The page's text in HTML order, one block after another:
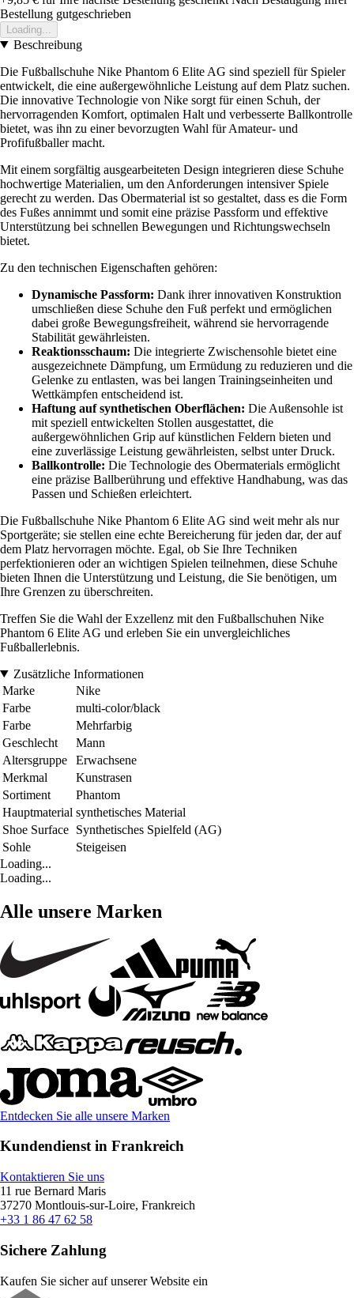
Bestellung gutgeschrieben
Loading...
Beschreibung
Die Fußballschuhe Nike Phantom 6 Elite AG sind speziell für Spieler
entwickelt, die eine außergewöhnliche Leistung auf dem Platz suchen.
Die innovative Technologie von Nike sorgt für einen Schuh, der
hervorragenden Komfort, optimalen Halt und verbesserte Ballkontrolle
bietet, was ihn zu einer bevorzugten Wahl für Amateur- und
Profifußballer macht.
Mit einem sorgfältig ausgearbeiteten Design integrieren diese Schuhe
hochwertige Materialien, um den Anforderungen intensiver Spiele
gerecht zu werden. Das Obermaterial ist so gestaltet, dass es die Form
des Fußes annimmt und somit eine präzise Passform und effektive
Unterstützung bei schnellen Bewegungen und Richtungswechseln
bietet.
Zu den technischen Eigenschaften gehören:
Dynamische Passform: Dank ihrer innovativen Konstruktion
umschließen diese Schuhe den Fuß perfekt und ermöglichen
dabei große Bewegungsfreiheit, während sie hervorragende
Stabilität gewährleisten.
Reaktionsschaum: Die integrierte Zwischensohle bietet eine
ausgezeichnete Dämpfung, um Ermüdung zu reduzieren und die
Gelenke zu entlasten, was bei langen Trainingseinheiten und
Wettkämpfen entscheidend ist.
Haftung auf synthetischen Oberflächen: Die Außensohle ist
mit speziell entwickelten Stollen ausgestattet, die
außergewöhnlichen Grip auf künstlichen Feldern bieten und
eine zuverlässige Leistung gewährleisten, selbst unter Druck.
Ballkontrolle: Die Technologie des Obermaterials ermöglicht
eine präzise Ballberührung und effektive Handhabung, was das
Passen und Schießen erleichtert.
Die Fußballschuhe Nike Phantom 6 Elite AG sind weit mehr als nur
Sportgeräte; sie stellen eine echte Bereicherung für jeden dar, der auf
dem Platz hervorragen möchte. Egal, ob Sie Ihre Techniken
perfektionieren oder an wichtigen Spielen teilnehmen, diese Schuhe
bieten Ihnen die Unterstützung und Leistung, die Sie benötigen, um
Ihre Grenzen zu überschreiten.
Treffen Sie die Wahl der Exzellenz mit den Fußballschuhen Nike
Phantom 6 Elite AG und erleben Sie ein unvergleichliches
Fußballerlebnis.
Zusätzliche Informationen
Marke
Nike
Farbe
multi-color/black
Farbe
Mehrfarbig
Geschlecht
Mann
Altersgruppe
Erwachsene
Merkmal
Kunstrasen
Sortiment
Phantom
Hauptmaterial synthetisches Material
Shoe Surface Synthetisches Spielfeld (AG)
Sohle
Steigeisen
Loading...
Loading...
Alle unsere Marken
Entdecken Sie alle unsere Marken
Kundendienst in Frankreich
Kontaktieren Sie uns
11 rue Bernard Maris
37270 Montlouis-sur-Loire, Frankreich
+33 1 86 47 62 58
Sichere Zahlung
Kaufen Sie sicher auf unserer Website ein